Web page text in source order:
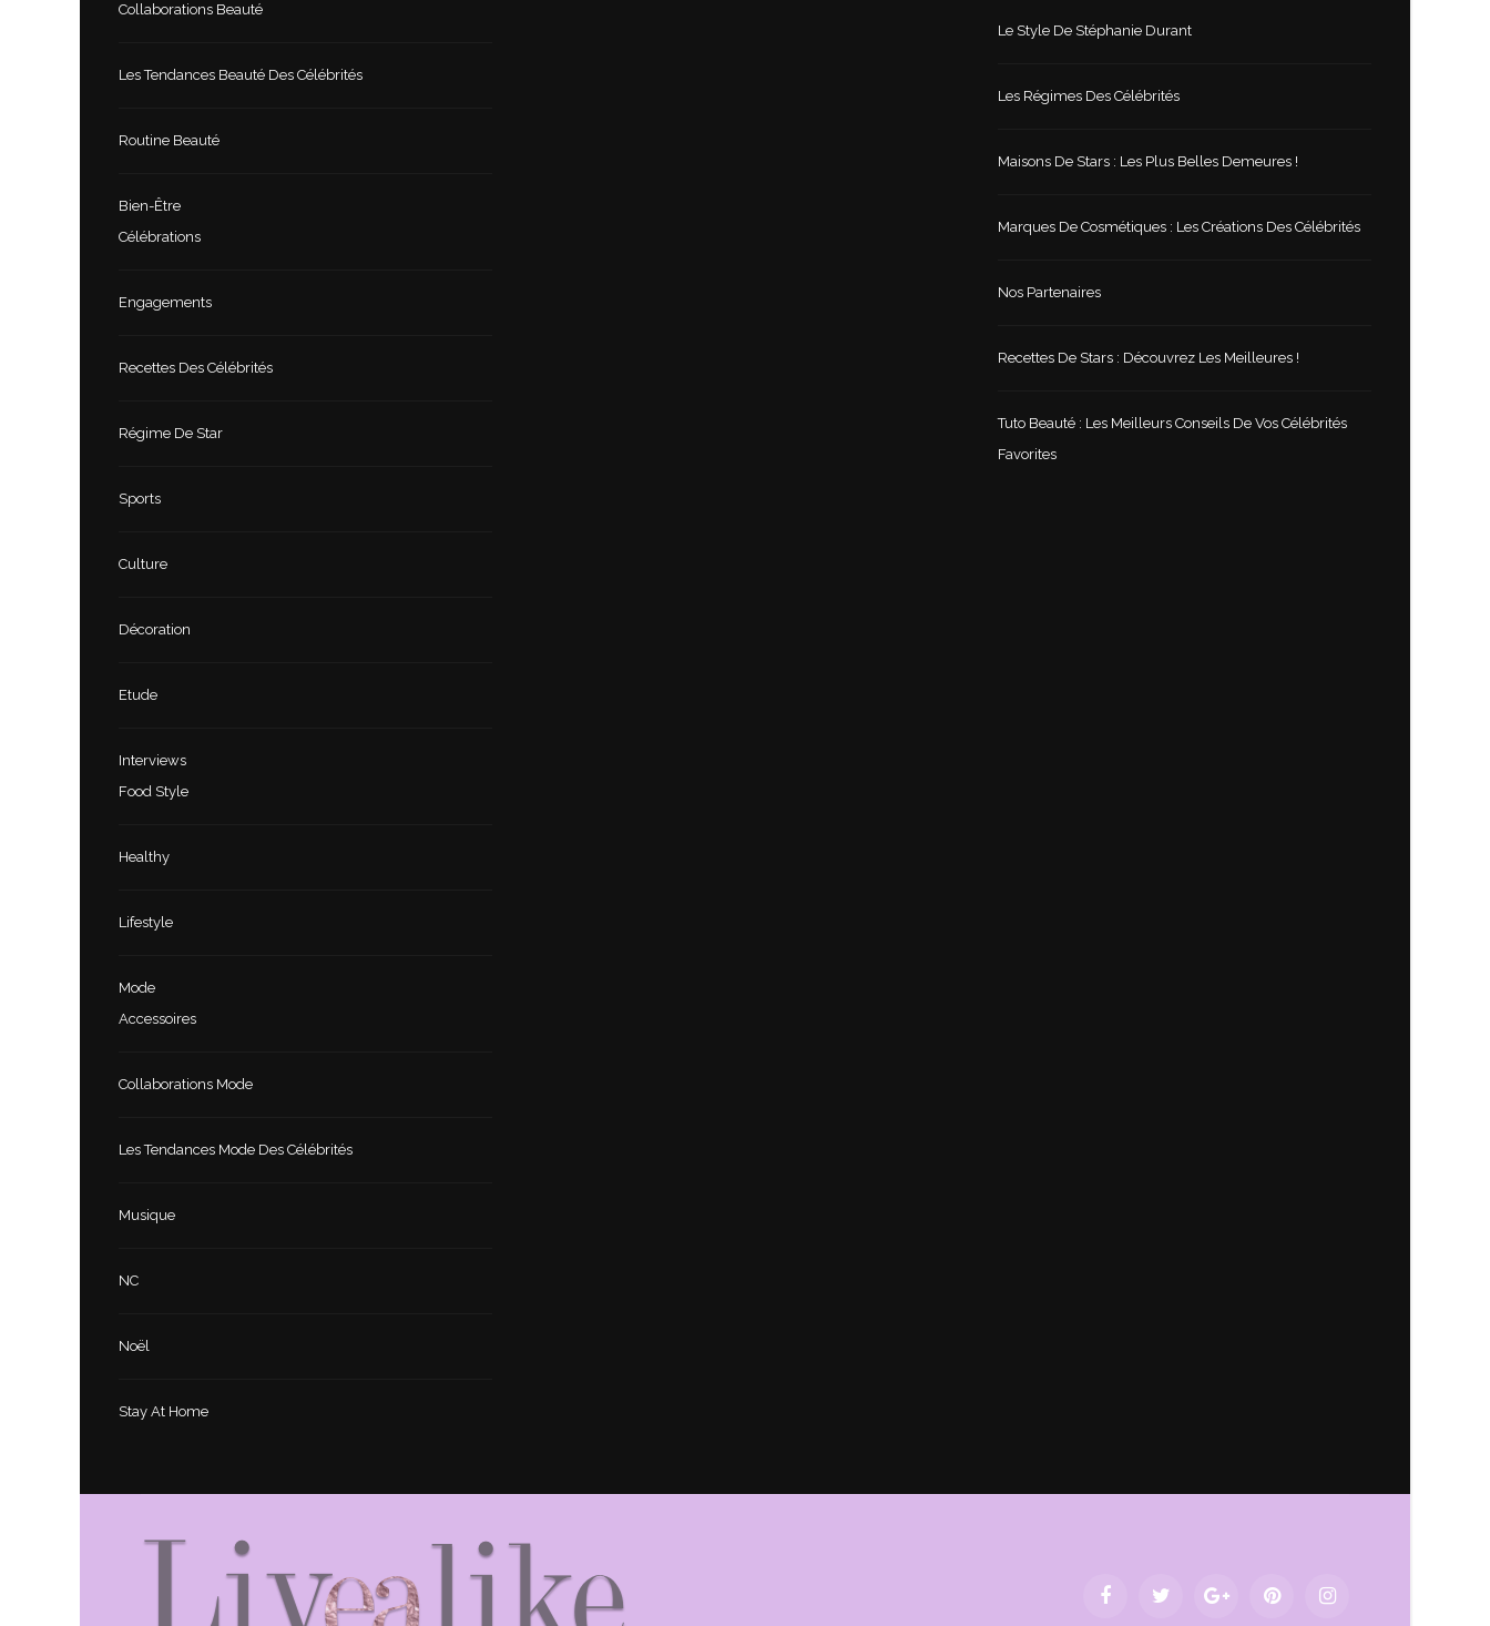
Collaborations Beauté
Les Tendances Beauté Des Célébrités
Routine Beauté
Bien-Être
Célébrations
Engagements
Recettes Des Célébrités
Régime De Star
Sports
Culture
Décoration
Etude
Interviews
Food Style
Healthy
Lifestyle
Mode
Accessoires
Collaborations Mode
Les Tendances Mode Des Célébrités
Musique
NC
Noël
Stay At Home
Le Style De Stéphanie Durant
Les Régimes Des Célébrités
Maisons De Stars : Les Plus Belles Demeures !
Marques De Cosmétiques : Les Créations Des Célébrités
Nos Partenaires
Recettes De Stars : Découvrez Les Meilleures !
Tuto Beauté : Les Meilleurs Conseils De Vos Célébrités
Favorites